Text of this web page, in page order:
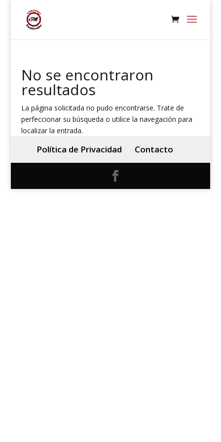
No se encontraron
resultados
La página solicitada no pudo encontrarse. Trate de
perfeccionar su búsqueda o utilice la navegación para
localizar la entrada.
Política de Privacidad Contacto